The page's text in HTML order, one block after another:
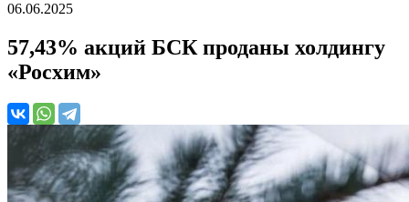
06.06.2025
57,43% акций БСК проданы холдингу
«Росхим»